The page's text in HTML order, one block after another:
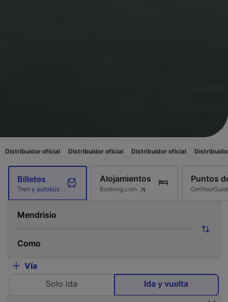
Distribuidor oficial Distribuidor oficial Distribuidor oficial
Billetes
Tren y autobús
Alojamientos
Booking.com
Puntos
Vía
Solo ida
Ida y vuelta